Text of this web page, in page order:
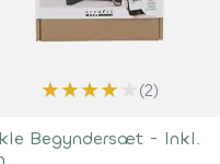
★★★★ (2)
Begyndersæt - Inkl.